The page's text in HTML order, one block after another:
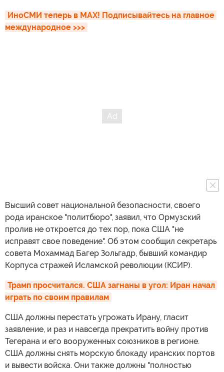
ИноСМИ теперь в MAX! Подписывайтесь на главное
международное >>>
Высший совет национальной безопасности, своего
рода иранское "политбюро", заявил, что Ормузский
пролив не откроется до тех пор, пока США "не
исправят свое поведение". Об этом сообщил секретарь
совета Мохаммад Багер Зольгадр, бывший командир
Корпуса стражей Исламской революции (КСИР).
Трамп просчитался. США загнаны в угол: Иран начал
играть по своим правилам
США должны перестать угрожать Ирану, гласит
заявление, и раз и навсегда прекратить войну против
Тегерана и его вооруженных союзников в регионе.
США должны снять морскую блокаду иранских портов
и вывести войска. Они также должны "полностью